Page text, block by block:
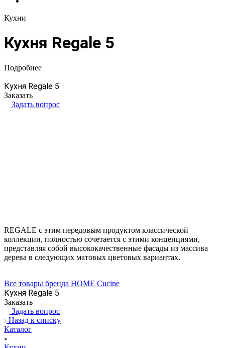
Кухни
Кухня Regale 5
Подробнее
Кухня Regale 5
Заказать
Задать вопрос
REGALE с этим передовым продуктом классической
коллекции, полностью сочетается с этими концепциями,
представляя собой высококачественные фасады из массива
дерева в следующих матовых цветовых вариантах.
Все товары бренда HOME Cucine
Кухня Regale 5
Заказать
Задать вопрос
Назад к списку
Каталог